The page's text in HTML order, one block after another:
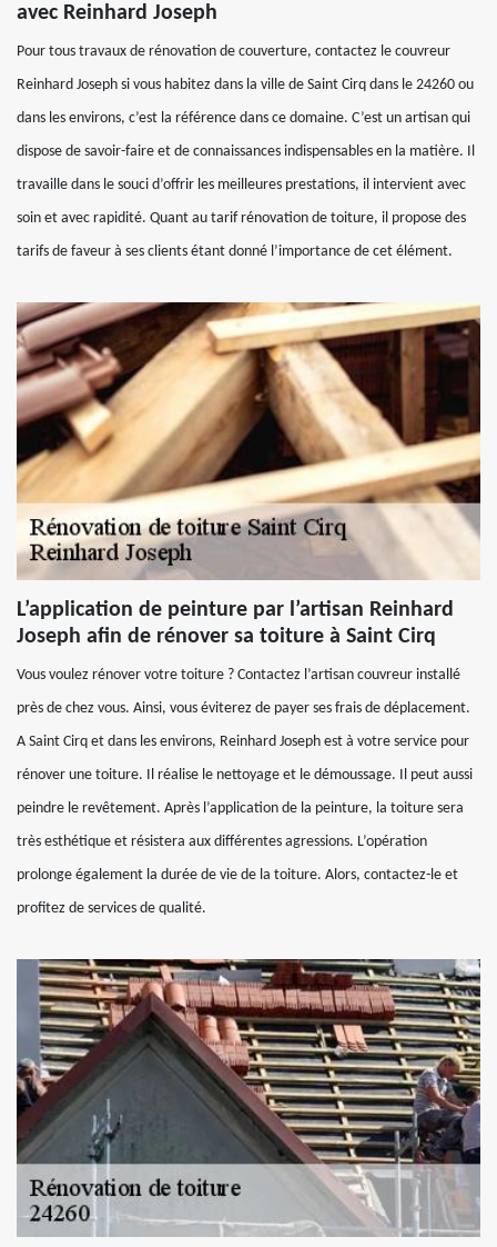
avec Reinhard Joseph
Pour tous travaux de rénovation de couverture, contactez le couvreur
Reinhard Joseph si vous habitez dans la ville de Saint Cirq dans le 24260 ou
dans les environs, c’est la référence dans ce domaine. C’est un artisan qui
dispose de savoir-faire et de connaissances indispensables en la matière. Il
travaille dans le souci d’offrir les meilleures prestations, il intervient avec
soin et avec rapidité. Quant au tarif rénovation de toiture, il propose des
tarifs de faveur à ses clients étant donné l’importance de cet élément.
L’application de peinture par l’artisan Reinhard
Joseph afin de rénover sa toiture à Saint Cirq
Vous voulez rénover votre toiture ? Contactez l’artisan couvreur installé
près de chez vous. Ainsi, vous éviterez de payer ses frais de déplacement.
A Saint Cirq et dans les environs, Reinhard Joseph est à votre service pour
rénover une toiture. Il réalise le nettoyage et le démoussage. Il peut aussi
peindre le revêtement. Après l’application de la peinture, la toiture sera
très esthétique et résistera aux différentes agressions. L’opération
prolonge également la durée de vie de la toiture. Alors, contactez-le et
profitez de services de qualité.